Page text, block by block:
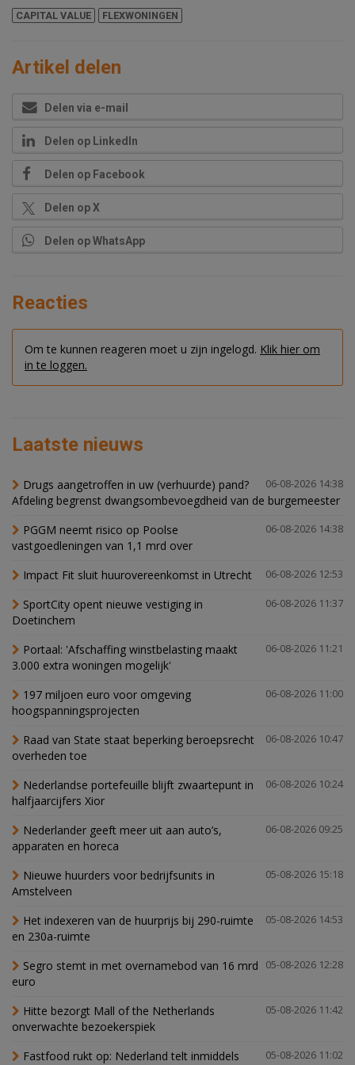
CAPITAL VALUE FLEXWONINGEN
Artikel delen
Delen via e-mail
Delen op LinkedIn
Delen op Facebook
Delen op X
Delen op WhatsApp
Reacties
Om te kunnen reageren moet u zijn ingelogd. Klik hier om
in te loggen.
Laatste nieuws
06-08-2026 14:38
Drugs aangetroffen in uw (verhuurde) pand?
Afdeling begrenst dwangsombevoegdheid van de burgemeester
06-08-2026 14:38
PGGM neemt risico op Poolse
vastgoedleningen van 1,1 mrd over
06-08-2026 12:53
Impact Fit sluit huurovereenkomst in Utrecht
06-08-2026 11:37
SportCity opent nieuwe vestiging in
Doetinchem
06-08-2026 11:21
Portaal: 'Afschaffing winstbelasting maakt
3.000 extra woningen mogelijk'
06-08-2026 11:00
197 miljoen euro voor omgeving
hoogspanningsprojecten
06-08-2026 10:47
Raad van State staat beperking beroepsrecht
overheden toe
06-08-2026 10:24
Nederlandse portefeuille blijft zwaartepunt in
halfjaarcijfers Xior
06-08-2026 09:25
Nederlander geeft meer uit aan auto’s,
apparaten en horeca
05-08-2026 15:18
Nieuwe huurders voor bedrijfsunits in
Amstelveen
05-08-2026 14:53
Het indexeren van de huurprijs bij 290-ruimte
en 230a-ruimte
05-08-2026 12:28
Segro stemt in met overnamebod van 16 mrd
euro
05-08-2026 11:42
Hitte bezorgt Mall of the Netherlands
onverwachte bezoekerspiek
05-08-2026 11:02
Fastfood rukt op: Nederland telt inmiddels